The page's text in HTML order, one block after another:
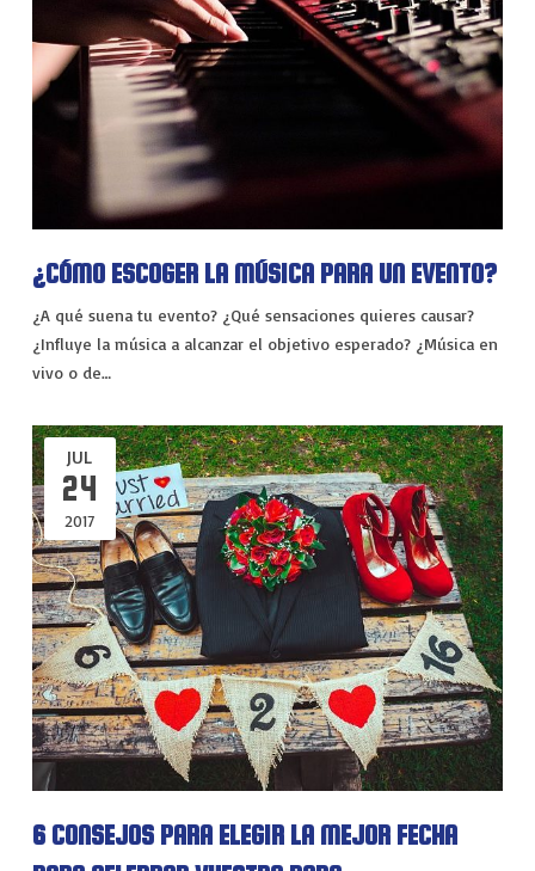
¿CÓMO ESCOGER LA MÚSICA PARA UN EVENTO?
¿A qué suena tu evento? ¿Qué sensaciones quieres causar?
¿Influye la música a alcanzar el objetivo esperado? ¿Música en
vivo o de…
6 CONSEJOS PARA ELEGIR LA MEJOR FECHA
JUL
24
2017